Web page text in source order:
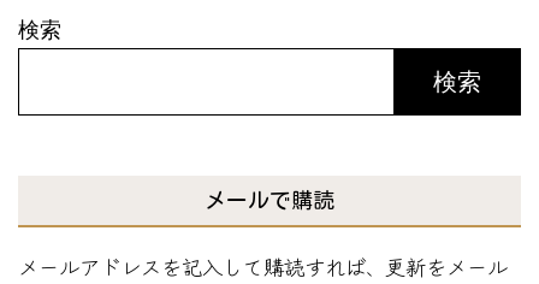
検索
検索
メールで購読
メールアドレスを記入して購読すれば、更新をメール